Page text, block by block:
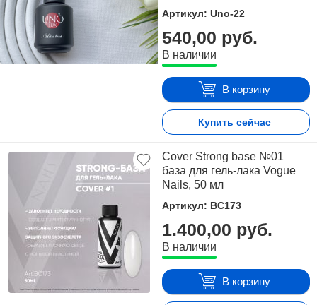
15мл.
Артикул: Uno-22
540,00 руб.
В наличии
В корзину
Купить сейчас
Cover Strong base №01
база для гель-лака Vogue
Nails, 50 мл
Артикул: BC173
1.400,00 руб.
В наличии
В корзину